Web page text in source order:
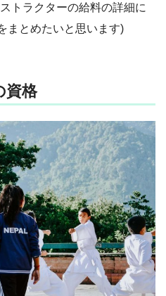
トラクターの給料の詳細に
まとめたいと思います)
資格